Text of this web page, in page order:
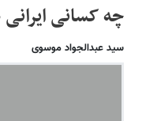
چه کسانی
سید عبدالجواد موسوی